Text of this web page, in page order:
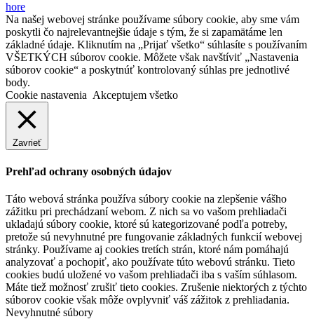
hore
Na našej webovej stránke používame súbory cookie, aby sme vám
poskytli čo najrelevantnejšie údaje s tým, že si zapamätáme len
základné údaje. Kliknutím na „Prijať všetko“ súhlasíte s používaním
VŠETKÝCH súborov cookie. Môžete však navštíviť „Nastavenia
súborov cookie“ a poskytnúť kontrolovaný súhlas pre jednotlivé
body.
Cookie nastavenia Akceptujem všetko
Zavrieť
Prehľad ochrany osobných údajov
Táto webová stránka používa súbory cookie na zlepšenie vášho
zážitku pri prechádzaní webom. Z nich sa vo vašom prehliadači
ukladajú súbory cookie, ktoré sú kategorizované podľa potreby,
pretože sú nevyhnutné pre fungovanie základných funkcií webovej
stránky. Používame aj cookies tretích strán, ktoré nám pomáhajú
analyzovať a pochopiť, ako používate túto webovú stránku. Tieto
cookies budú uložené vo vašom prehliadači iba s vaším súhlasom.
Máte tiež možnosť zrušiť tieto cookies. Zrušenie niektorých z týchto
súborov cookie však môže ovplyvniť váš zážitok z prehliadania.
Nevyhnutné súbory